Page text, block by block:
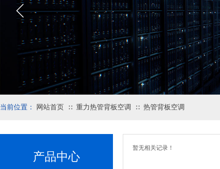
当前位置： 网站首页 ∷ 重力热管背板空调 ∷ 热管背板空调
暂无相关记录！
产品中心